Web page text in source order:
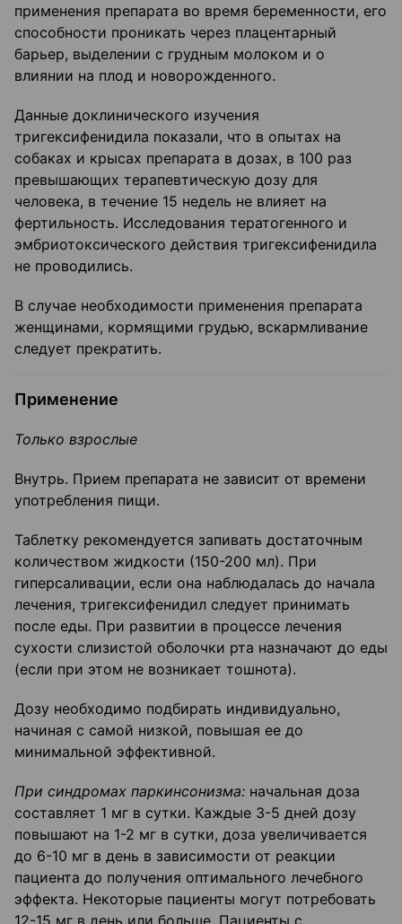
применения препарата во время беременности, его
способности проникать через плацентарный
барьер, выделении с грудным молоком и о
влиянии на плод и новорожденного.
Данные доклинического изучения
тригексифенидила показали, что в опытах на
собаках и крысах препарата в дозах, в 100 раз
превышающих терапевтическую дозу для
человека, в течение 15 недель не влияет на
фертильность. Исследования тератогенного и
эмбриотоксического действия тригексифенидила
не проводились.
В случае необходимости применения препарата
женщинами, кормящими грудью, вскармливание
следует прекратить.
Применение
Только взрослые
Внутрь. Прием препарата не зависит от времени
употребления пищи.
Таблетку рекомендуется запивать достаточным
количеством жидкости (150-200 мл). При
гиперсаливации, если она наблюдалась до начала
лечения, тригексифенидил следует принимать
после еды. При развитии в процессе лечения
сухости слизистой оболочки рта назначают до еды
(если при этом не возникает тошнота).
Дозу необходимо подбирать индивидуально,
начиная с самой низкой, повышая ее до
минимальной эффективной.
При синдромах паркинсонизма: начальная доза
составляет 1 мг в сутки. Каждые 3-5 дней дозу
повышают на 1-2 мг в сутки, доза увеличивается
до 6-10 мг в день в зависимости от реакции
пациента до получения оптимального лечебного
эффекта. Некоторые пациенты могут потребовать